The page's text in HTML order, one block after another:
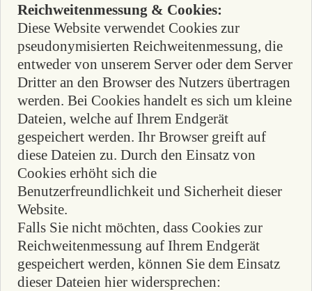
Reichweitenmessung & Cookies:
Diese Website verwendet Cookies zur
pseudonymisierten Reichweitenmessung, die
entweder von unserem Server oder dem Server
Dritter an den Browser des Nutzers übertragen
werden. Bei Cookies handelt es sich um kleine
Dateien, welche auf Ihrem Endgerät
gespeichert werden. Ihr Browser greift auf
diese Dateien zu. Durch den Einsatz von
Cookies erhöht sich die
Benutzerfreundlichkeit und Sicherheit dieser
Website.
Falls Sie nicht möchten, dass Cookies zur
Reichweitenmessung auf Ihrem Endgerät
gespeichert werden, können Sie dem Einsatz
dieser Dateien hier widersprechen: